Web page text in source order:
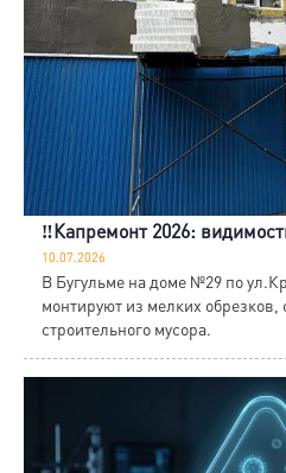
‼️Капремонт 2026:
10.07.2026
В Бугульме на доме №29 по
монтируют из мелких
строительного мусора.